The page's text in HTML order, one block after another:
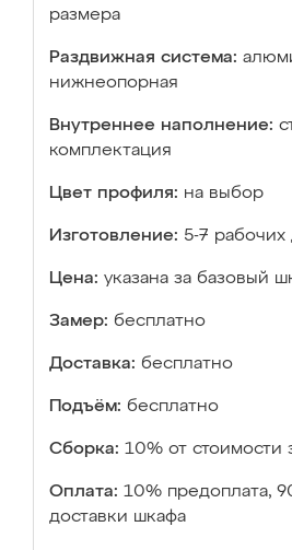
размера
Раздвижная система:
нижнеопорная
Внутреннее наполнение:
комплектация
Цвет профиля: на выбор
Изготовление: 5-7 рабочих
Цена: указана за базовый
Замер: бесплатно
Доставка: бесплатно
Подъём: бесплатно
Сборка: 10% от стоимости
Оплата: 10% предоплата,
доставки шкафа